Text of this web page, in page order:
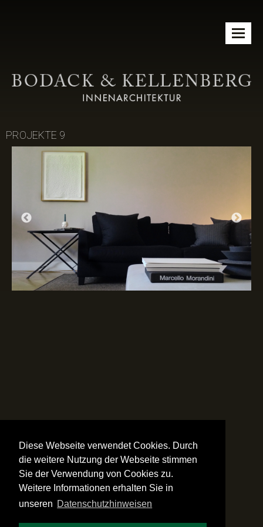
Diese Webseite verwendet Cookies. Durch
die weitere Nutzung der Webseite stimmen
Sie der Verwendung von Cookies zu.
Weitere Informationen erhalten Sie in
unseren Datenschutzhinweisen
Toggle
PROJEKTE 9
Previous